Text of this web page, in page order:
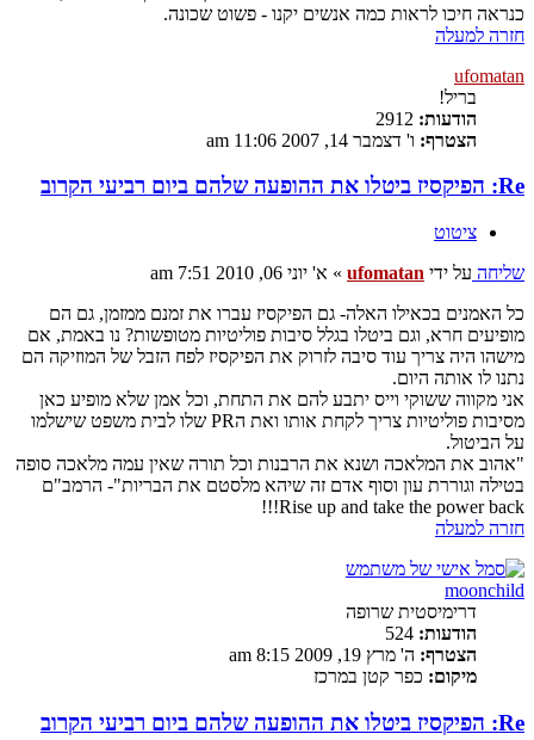
כנראה חיכו לראות כמה אנשים יקנו - פשוט שכונה.
חזרה למעלה
ufomatan
בריל!
הודעות:
הצטרף: ו' דצמבר 14, 2007 11:06 am
Re: הפיקסיז ביטלו את ההופעה שלהם ביום רביעי הקרוב
ציטוט
שליחה על ידי ufomatan
» א' יוני 06, 2010 7:51 am
כל האמנים בכאילו האלה- גם הפיקסיז עברו את זמנם ממזמן, גם הם
מופיעים חרא, וגם ביטלו בגלל סיבות פוליטיות מטופשות? נו באמת, אם
מישהו היה צריך עוד סיבה לזרוק את הפיקסיז לפח הזבל של המוזיקה הם
נתנו לו אותה היום.
אני מקווה ששוקי וייס יתבע להם את התחת, וכל אמן שלא מופיע כאן
מסיבות פוליטיות צריך לקחת אותו ואת הPR שלו לבית משפט שישלמו
על הביטול.
"אהוב את המלאכה ושנא את הרבנות וכל תורה שאין עמה מלאכה סופה
בטילה וגוררת עון וסוף אדם זה שיהא מלסטם את הבריות"- הרמב"ם
Rise up and take the power back!!!
חזרה למעלה
moonchild
דרימיסטית שרופה
הודעות:
הצטרף: ה' מרץ 19, 2009 8:15 am
מיקום: כפר קטן במרכז
Re: הפיקסיז ביטלו את ההופעה שלהם ביום רביעי הקרוב